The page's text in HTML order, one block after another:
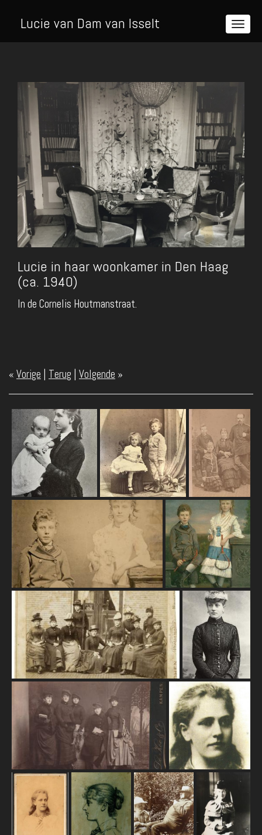
Lucie van Dam van Isselt
Lucie in haar woonkamer in Den Haag
(ca. 1940)
In de Cornelis Houtmanstraat.
« Vorige | Terug | Volgende »